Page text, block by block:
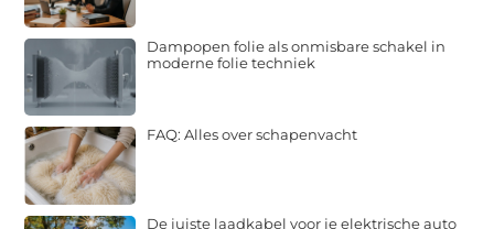
Dampopen folie als onmisbare schakel in
moderne folie techniek
FAQ: Alles over schapenvacht
De juiste laadkabel voor je elektrische auto